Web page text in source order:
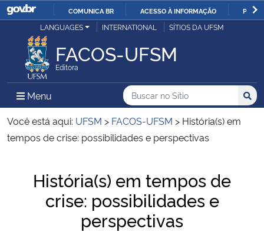
IR
O
COMUNICA BR ACESSO À INFORMAÇÃO
Ministério da Justiça e Segurança Pública
Ministério da Defesa
Ministério das Relações Exteriores
Ministério da Infraestrutura
Ministério da Agricultura, Pecuária e Abastecimento
LANGUAGES INTERNATIONAL SÍTIOS DA UFSM
FACOS-UFSM
Editora
Menu Menu Principal do Sítio
Busca
Buscar no no Sítio
Busca:
Você está aqui: UFSM > FACOS-UFSM > História(s) em
tempos de crise: possibilidades e perspectivas
História(s) em tempos de
crise: possibilidades e
perspectivas